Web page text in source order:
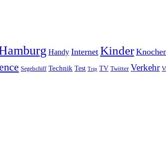
Handy Internet Kinder
Segelschiff Technik Test Trip TV Twitter Verkehr